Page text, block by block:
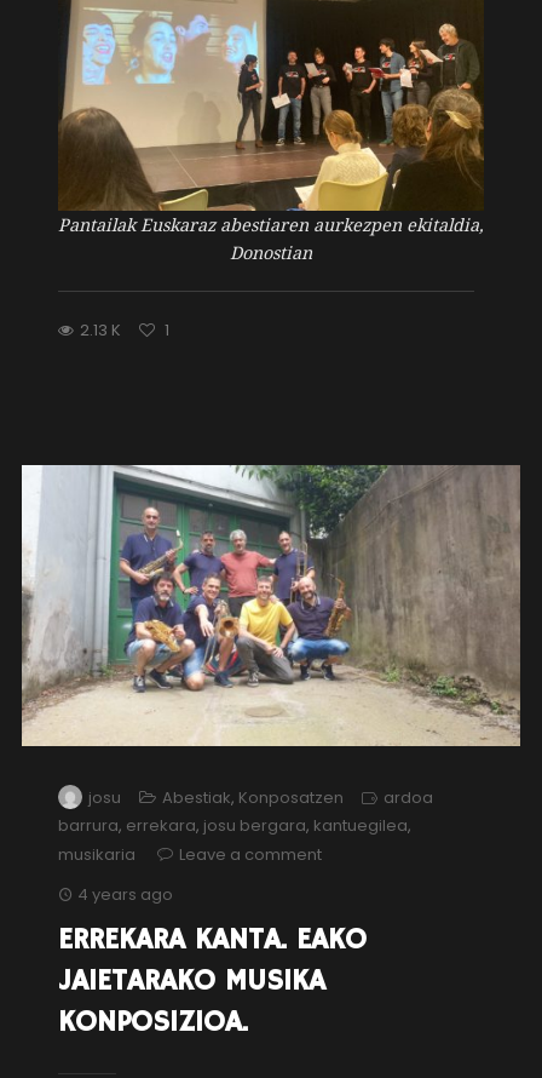
Pantailak Euskaraz abestiaren aurkezpen ekitaldia,
Donostian
2.13 K 1
josu Abestiak, Konposatzen
ardoa
barrura, errekara, josu bergara, kantuegilea,
musikaria
Leave a comment
4 years ago
ERREKARA KANTA. EAKO
JAIETARAKO MUSIKA
KONPOSIZIOA.